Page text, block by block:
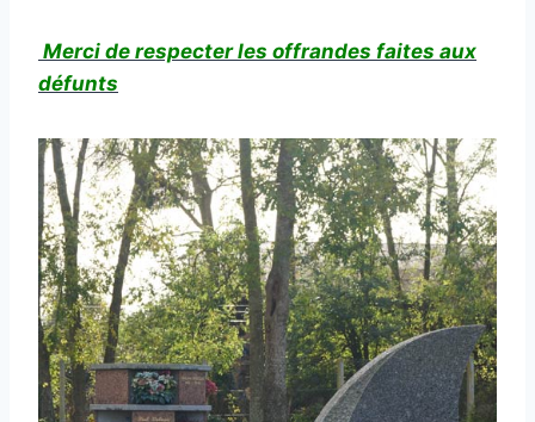
Merci de respecter les offrandes faites aux
défunts